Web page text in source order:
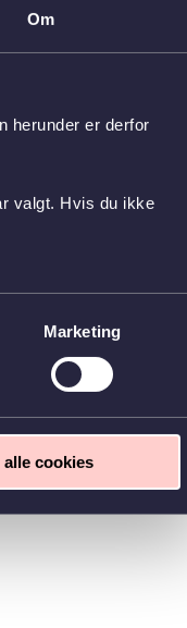
Om
herunder er derfor
valgt. Hvis du ikke
Marketing
alle cookies